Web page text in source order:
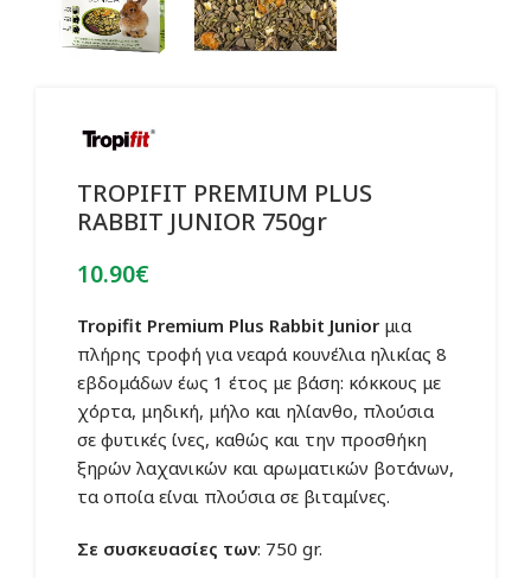
TROPIFIT PREMIUM PLUS
RABBIT JUNIOR 750gr
10.90€
Tropifit Premium Plus Rabbit Juniorμια
πλήρης τροφή για νεαρά κουνέλια ηλικίας 8
εβδομάδων έως 1 έτος με βάση: κόκκους με
χόρτα, μηδική, μήλο και ηλίανθο, πλούσια
σε φυτικές ίνες, καθώς και την προσθήκη
ξηρών λαχανικών και αρωματικών βοτάνων,
τα οποία είναι πλούσια σε βιταμίνες.
Σε συσκευασίες των: 750 gr.